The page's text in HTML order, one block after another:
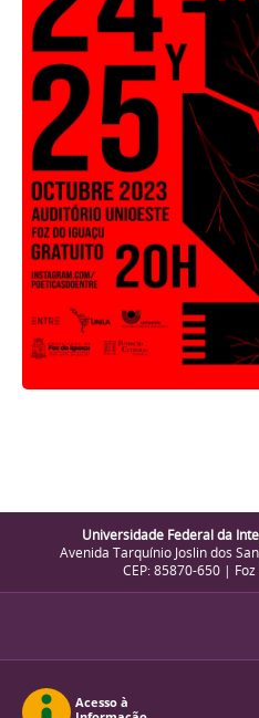
Universidade Federal da
Avenida Tarquínio Joslin dos
CEP: 85870-650 |